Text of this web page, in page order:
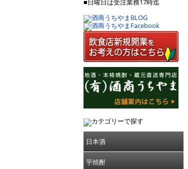
■日曜日は受注業務17時迄
日本酒
芋焼酎